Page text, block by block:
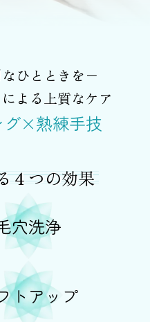
ひとときを−
よる上質なケア
グ×熟練手技
４つの効果
穴洗浄
トアップ